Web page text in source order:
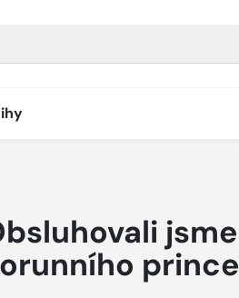
jsme
prince